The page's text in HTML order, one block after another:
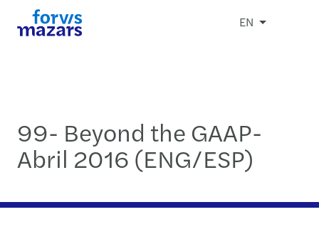
EN
99- Beyond the GAAP-
Abril 2016 (ENG/ESP)